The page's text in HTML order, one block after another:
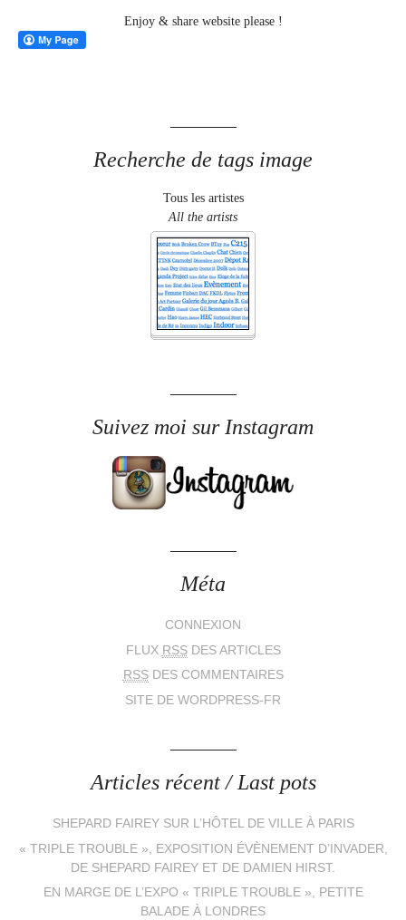
Enjoy & share website please !
Recherche de tags image
Tous les artistes
All the artists
Suivez moi sur Instagram
Méta
CONNEXION
FLUX RSSDES ARTICLES
RSSDES COMMENTAIRES
SITE DE WORDPRESS-FR
Articles récent / Last pots
SHEPARD FAIREY SUR L’HÔTEL DE VILLE À PARIS
« TRIPLE TROUBLE », EXPOSITION ÉVÈNEMENT D’INVADER,
DE SHEPARD FAIREY ET DE DAMIEN HIRST.
EN MARGE DE L’EXPO « TRIPLE TROUBLE », PETITE
BALADE À LONDRES